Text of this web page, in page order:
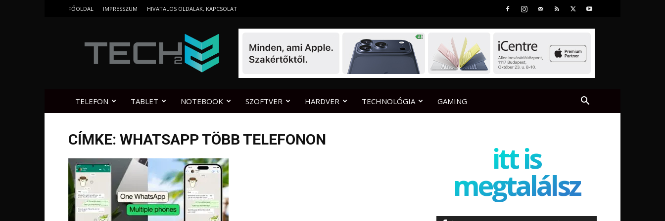
FŐOLDAL IMPRESSZUM HIVATALOS OLDALAK, KAPCSOLAT
TELEFON TABLET NOTEBOOK SZOFTVER HARDVER TECHNOLÓGIA GAMING
CÍMKE: WHATSAPP TÖBB TELEFONON
itt is
megtalálsz